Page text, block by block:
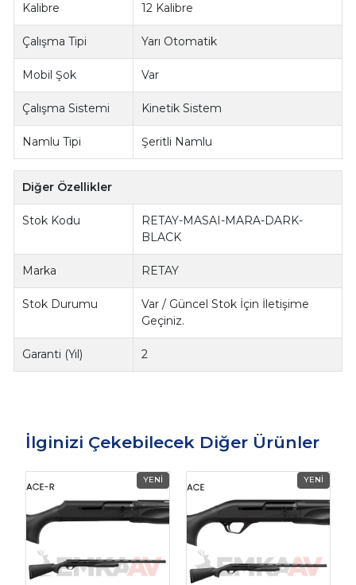
Kalibre 12 Kalibre
Çalışma Tipi Yarı Otomatik
Mobil Şok Var
Çalışma Sistemi Kinetik Sistem
Namlu Tipi Şeritli Namlu
Diğer Özellikler
Stok Kodu
RETAY-MASAI-MARA-DARK-
BLACK
Marka RETAY
Stok Durumu
Var / Güncel Stok İçin İletişime
Geçiniz.
Garanti (Yıl) 2
İlginizi Çekebilecek Diğer Ürünler